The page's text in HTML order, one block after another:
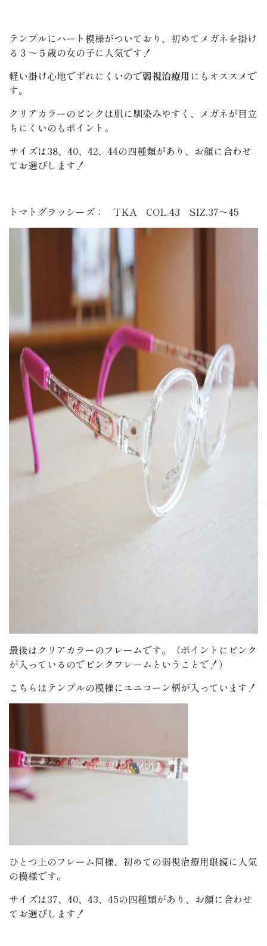
テンプルにハート模様がついており、初めてメガネを掛け
る３～５歳の女の子に人気です！
軽い掛け心地でずれにくいので弱視治療用 にもオススメで
す。
クリアカラーのピンクは肌に馴染みやすく、メガネが目立
ちにくいのもポイント。
サイズは38、40、42、44の四種類があり、お顔に合わせ
てお選びします！
トマトグラッシーズ： TKA COL.43 SIZ.37～45
最後はクリアカラーのフレームです。（ポイントにピンク
が入っているのでピンクフレームということで！）
こちらはテンプルの模様にユニコーン柄が入っています！
ひとつ上のフレーム同様、初めての弱視治療用眼鏡に人気
の模様です。
サイズは37、40、43、45の四種類があり、お顔に合わせ
てお選びします！